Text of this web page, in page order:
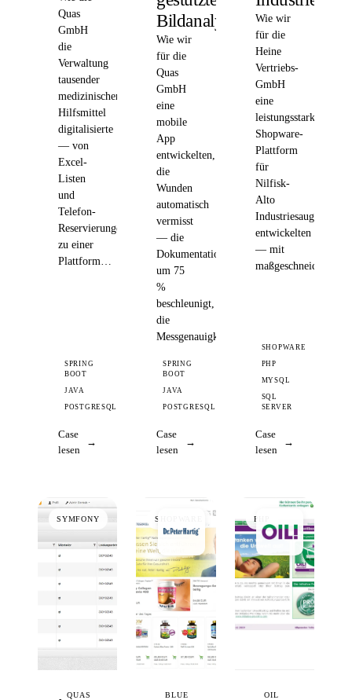
Quas
GmbH
die
Verwaltung
tausender
medizinischer
Hilfsmittel
digitalisierte
— von
Excel-
Listen
und
Telefon-
Reservierungen
zu einer
Plattform…
SPRING
BOOT
JAVA
POSTGRESQL
Case
lesen
Bildanalyse
Wie wir
für die
Quas
GmbH
eine
mobile
App
entwickelten,
die
Wunden
automatisch
vermisst
— die
Dokumentation
um 75
%
beschleunigt,
die
Messgenauigkeit…
SPRING
BOOT
JAVA
POSTGRESQL
Case
lesen
Wie wir
für die
Heine
Vertriebs-
GmbH
eine
leistungsstarke
Shopware-
Plattform
für
Nilfisk-
Alto
Industriesauger
entwickelten
— mit
maßgeschneiderten…
SHOPWARE
PHP
MYSQL
SQL
SERVER
Case
lesen
SYMFONY
QUAS
SHOPWARE
BLUE
PHP
OIL